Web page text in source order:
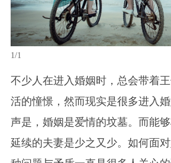
1/1
不少人在进入婚姻时，总会带着
活的憧憬，然而现实是很多进入
声是，婚姻是爱情的坟墓。而能
延续的夫妻是少之又少。如何面